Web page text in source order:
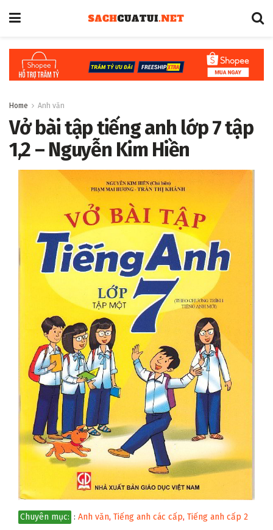
Home Anh văn
Vở bài tập tiếng anh lớp 7 tập
1,2 – Nguyễn Kim Hiền
Chuyên mục: : Anh văn, Tiếng anh các cấp, Tiếng anh cấp 2